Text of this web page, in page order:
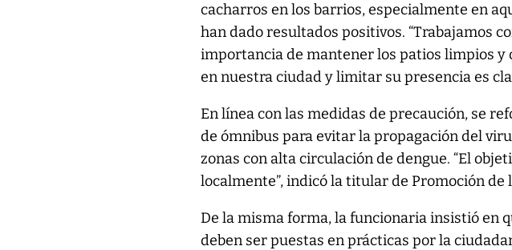
cacharros en los barrios, especialmente en
han dado resultados positivos. “Trabajamos
importancia de mantener los patios limpios y
en nuestra ciudad y limitar su presencia es
En línea con las medidas de precaución, se
de ómnibus para evitar la propagación del
zonas con alta circulación de dengue. “El
localmente”, indicó la titular de Promoción de
De la misma forma, la funcionaria insistió en
deben ser puestas en prácticas por la